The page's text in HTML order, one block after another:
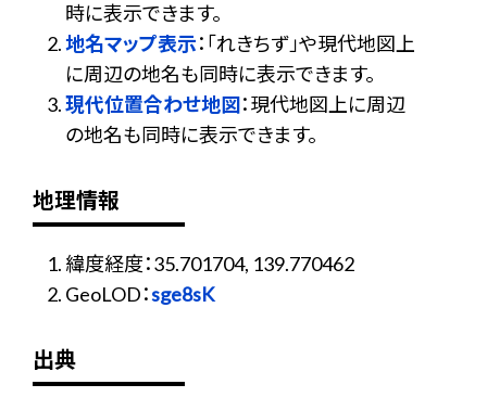
時に表示できます。
地名マップ表示：「れきちず」や現代地図上
に周辺の地名も同時に表示できます。
現代位置合わせ地図：現代地図上に周辺
の地名も同時に表示できます。
地理情報
緯度経度：35.701704, 139.770462
GeoLOD：sge8sK
出典